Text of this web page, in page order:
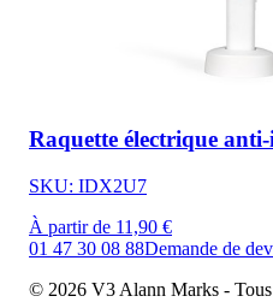
Raquette électrique anti-
SKU: IDX2U7
À partir de 11,90 €
01 47 30 08 88Demande de
© 2026 V3 Alann Marks - Tous